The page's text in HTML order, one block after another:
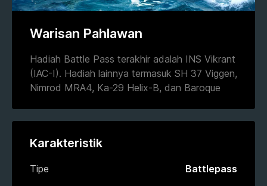
Warisan Pahlawan
Hadiah Battle Pass terakhir adalah INS Vikrant
(IAC-I). Hadiah lainnya termasuk SH 37 Viggen,
Nimrod MRA4, Ka-29 Helix-B, dan Baroque
Karakteristik
Tipe Battlepass